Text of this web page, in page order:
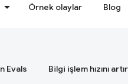
Örnek olaylar Blog
Evals Bilgi işlem hızını